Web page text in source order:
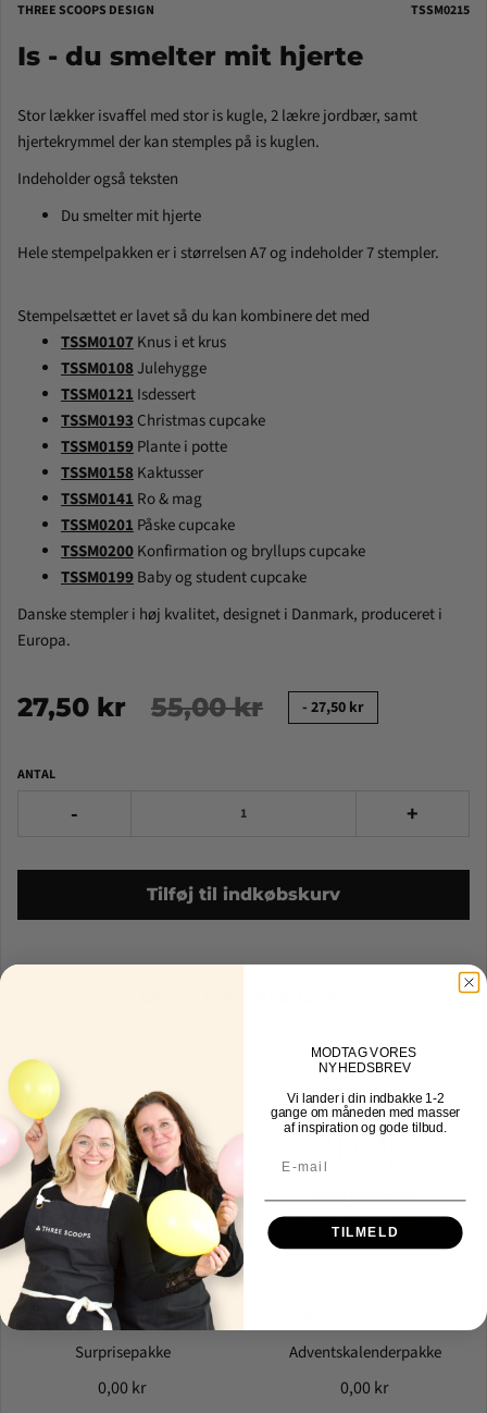
THREE SCOOPS DESIGN TSSM0215
Is - du smelter mit hjerte
Stor lækker isvaffel med stor is kugle, 2 lækre jordbær, samt
hjertekrymmel der kan stemples på is kuglen.
Indeholder også teksten
Du smelter mit hjerte
Hele stempelpakken er i størrelsen A7 og indeholder7stempler.
Stempelsættet er lavet så du kan kombinere det med
TSSM0107Knus i et krus
TSSM0108Julehygge
TSSM0121Isdessert
TSSM0193Christmas cupcake
TSSM0159Plante i potte
TSSM0158Kaktusser
TSSM0141Ro & mag
TSSM0201Påske cupcake
TSSM0200Konfirmation og bryllups cupcake
TSSM0199Baby og student cupcake
Danske stempler i høj kvalitet, designet i Danmark, produceret i
Europa.
27,50 kr 55,00 kr - 27,50 kr
ANTAL
- +
Tilføj til indkøbskurv
THREE SCOOPS DESIGN
Surprisepakke
0,00 kr
Adventskalenderpakke
0,00 kr
MODTAG VORES
NYHEDSBREV
Vi lander i din indbakke 1-2
gange om måneden med masser
af inspiration og gode tilbud.
TILMELD